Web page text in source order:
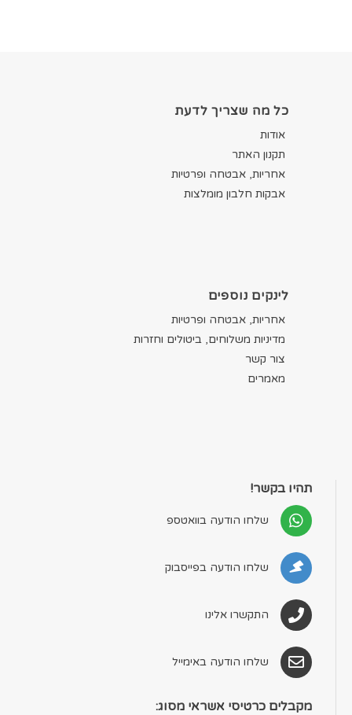
כל מה שצריך לדעת
אודות
תקנון האתר
אחריות, אבטחה ופרטיות
אבקות חלבון מומלצות
לינקים נוספים
אחריות, אבטחה ופרטיות
מדיניות משלוחים, ביטולים וחזרות
צור קשר
מאמרים
תהיו בקשר!
שלחו הודעה בוואטספ
שלחו הודעה בפייסבוק
התקשרו אלינו
שלחו הודעה באימייל
מקבלים כרטיסי אשראי מסוג: